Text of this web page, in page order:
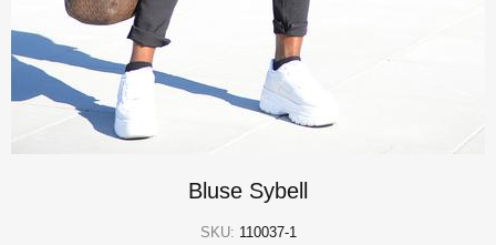
Bluse Sybell
SKU: 110037-1